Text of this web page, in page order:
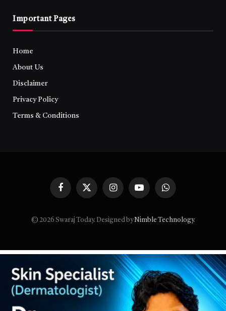
Important Pages
Home
About Us
Disclaimer
Privacy Policy
Terms & Conditions
FacebookX
InstagramYouTubeWhatsApp
© 2026 Swaraj Today. Designed byNimble Technology.